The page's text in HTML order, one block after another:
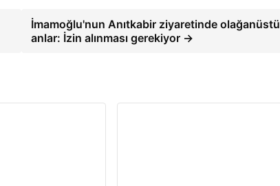
İmamoğlu'nun Anıtkabir ziyaretinde olağanüstü
anlar: İzin alınması gerekiyor →